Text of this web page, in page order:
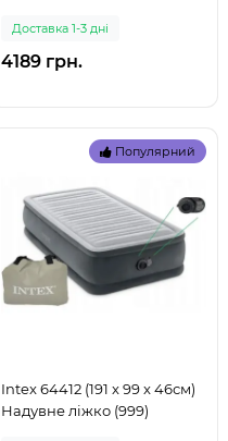
Доставка 1-3 дні
4189 грн.
Популярний
Intex 64412 (191 x 99 x 46см)
Надувне ліжко (999)